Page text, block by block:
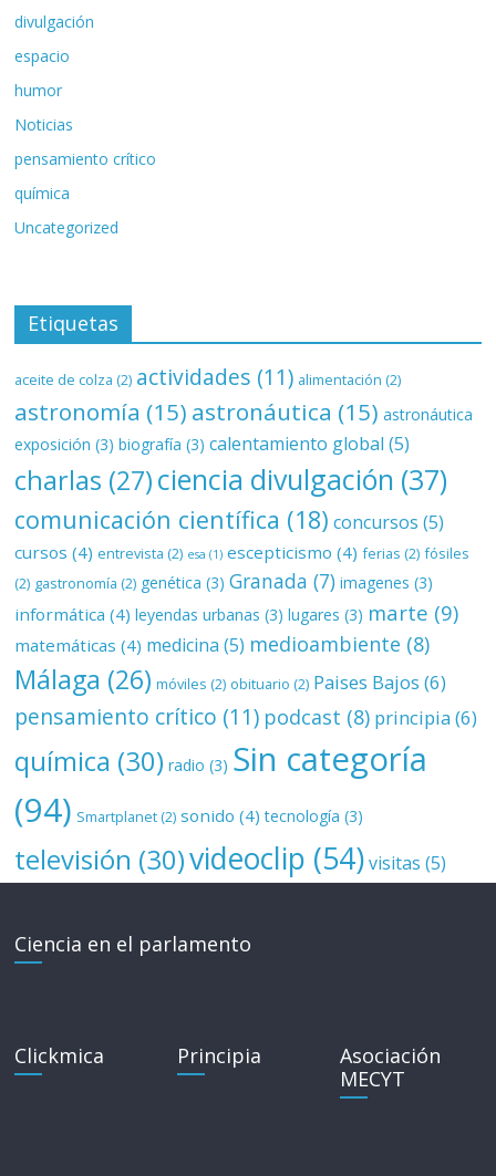
divulgación
espacio
humor
Noticias
pensamiento crítico
química
Uncategorized
Etiquetas
aceite de colza (2) actividades (11) alimentación (2)
astronomía (15) astronáutica (15) astronáutica
exposición (3) biografía (3) calentamiento global (5)
charlas (27)ciencia divulgación (37)
comunicación científica (18) concursos (5)
cursos (4) entrevista (2) esa (1) escepticismo (4) ferias (2) fósiles
(2) gastronomía (2) genética (3) Granada (7) imagenes (3)
informática (4) leyendas urbanas (3) lugares (3) marte (9)
matemáticas (4) medicina (5) medioambiente (8)
Málaga (26) móviles (2) obituario (2) Paises Bajos (6)
pensamiento crítico (11) podcast (8) principia(6)
química (30) radio (3) Sin categoría
(94) Smartplanet (2) sonido (4) tecnología (3)
televisión (30)videoclip (54) visitas (5)
Ciencia en el parlamento
Clickmica Principia
Asociación
MECYT